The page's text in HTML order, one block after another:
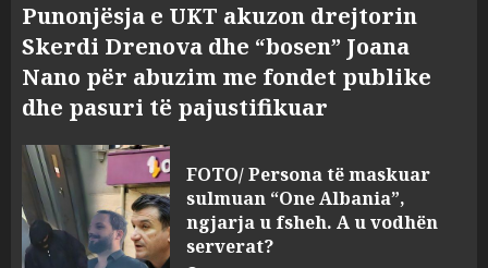
Punonjësja e UKT akuzon drejtorin
Skerdi Drenova dhe “bosen” Joana
Nano për abuzim me fondet publike
dhe pasuri të pajustifikuar
FOTO/ Persona të maskuar
sulmuan “One Albania”,
ngjarja u fsheh. A u vodhën
serverat?